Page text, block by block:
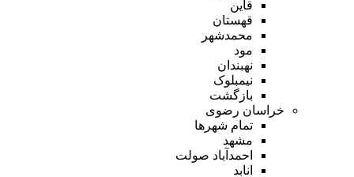
قاین
قهستان
محمدشهر
مود
نهبندان
نیمبلوک
بازگشت
خراسان رضوی
تمام شهر‌ها
مشهد
احمدآباد صولت
انابد